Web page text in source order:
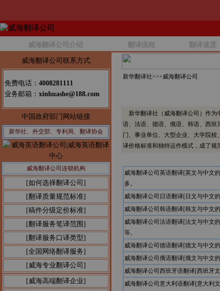
威海翻译公司介绍 翻译流程 翻译速度
威海翻译公司联系方式
免费电话： 4008281111
业务邮箱： xinhuashe@188.com
中国政府部门网站链接
新华社、外交部、专利局、翻译协会
威海翻译公司连锁机构
[如何选择翻译公司]
[翻译质量规范标准]
[稿件分级定价标准]
[翻译服务笔译范围]
[翻译服务口译类型]
[全国网络翻译服务]
[威海专业翻译公司]
[威海高端翻译企业]
新华翻译社>>>威海翻译公司
新华翻译社（威海翻译公司）作为
语、法语、德语、俄语、韩语、西
门、事业单位、大型企业、大学院
译价格标准和独特运作模式，成了
威海翻译公司英语翻译[英文与中文
多。
威海翻译公司日语翻译[日文与中文
威海翻译公司韩语翻译[韩文与中文
威海翻译公司法语翻译[法文与中文
等。
威海翻译公司德语翻译[德文与中文
威海翻译公司俄语翻译[俄文与中文
威海翻译公司西班牙语翻译[西班牙
威海翻译公司意大利语翻译[意大利